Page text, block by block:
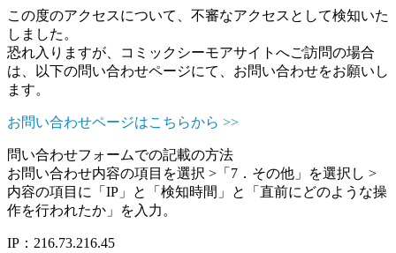
この度のアクセスについて、不審なアクセスとして検知いた
しました。
恐れ入りますが、コミックシーモアサイトへご訪問の場合
は、以下の問い合わせページにて、お問い合わせをお願いし
ます。
お問い合わせページはこちらから >>
問い合わせフォームでの記載の方法
お問い合わせ内容の項目を選択 >「7．その他」を選択し >
内容の項目に「IP」と「検知時間」と「直前にどのような操
作を行われたか」を入力。
IP：216.73.216.45